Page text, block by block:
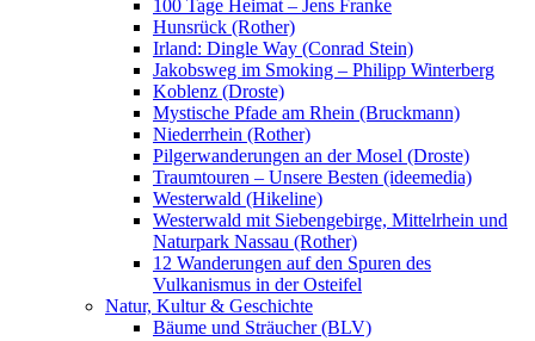
100 Tage Heimat – Jens Franke
Hunsrück (Rother)
Irland: Dingle Way (Conrad Stein)
Jakobsweg im Smoking – Philipp Winterberg
Koblenz (Droste)
Mystische Pfade am Rhein (Bruckmann)
Niederrhein (Rother)
Pilgerwanderungen an der Mosel (Droste)
Traumtouren – Unsere Besten (ideemedia)
Westerwald (Hikeline)
Westerwald mit Siebengebirge, Mittelrhein und
Naturpark Nassau (Rother)
12 Wanderungen auf den Spuren des
Vulkanismus in der Osteifel
Natur, Kultur & Geschichte
Bäume und Sträucher (BLV)